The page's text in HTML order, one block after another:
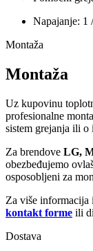
Napajanje: 1
Montaža
Montaža
Uz kupovinu
profesionalne
sistem grejanja ili
Za brendove LG,
obezbeđujemo
osposobljeni za
Za više informacija
kontakt forme ili
Dostava